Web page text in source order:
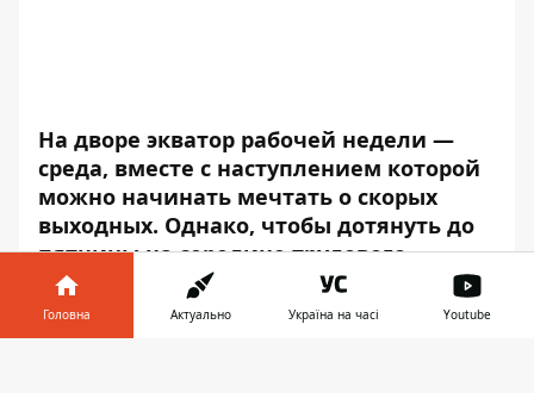
На дворе экватор рабочей недели —
среда, вместе с наступлением которой
можно начинать мечтать о скорых
выходных. Однако, чтобы дотянуть до
пятницы на середине трудового
марафона, просто необходимо
эмоционально перезарядиться.
Головна Актуально Україна на часі Youtube